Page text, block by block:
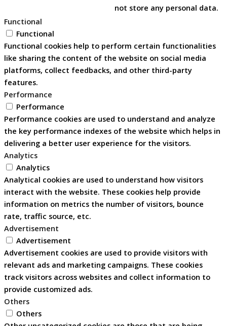
not store any personal data.
Functional
Functional
Functional cookies help to perform certain functionalities
like sharing the content of the website on social media
platforms, collect feedbacks, and other third-party
features.
Performance
Performance
Performance cookies are used to understand and analyze
the key performance indexes of the website which helps in
delivering a better user experience for the visitors.
Analytics
Analytics
Analytical cookies are used to understand how visitors
interact with the website. These cookies help provide
information on metrics the number of visitors, bounce
rate, traffic source, etc.
Advertisement
Advertisement
Advertisement cookies are used to provide visitors with
relevant ads and marketing campaigns. These cookies
track visitors across websites and collect information to
provide customized ads.
Others
Others